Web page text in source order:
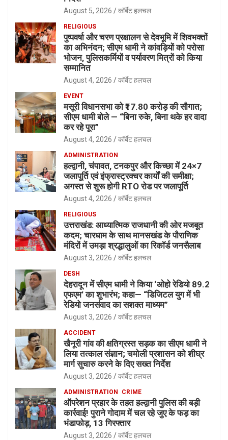
August 5, 2026 कॉर्बेट हलचल
RELIGIOUS
पुष्पवर्षा और चरण प्रक्षालन से देवभूमि में शिवभक्तों
का अभिनंदन; सीएम धामी ने कांवड़ियों को परोसा
भोजन, पुलिसकर्मियों व पर्यावरण मित्रों को किया
सम्मानित
August 4, 2026 कॉर्बेट हलचल
EVENT
मसूरी विधानसभा को ₹17.80 करोड़ की सौगात;
सीएम धामी बोले — “बिना रुके, बिना थके हर वादा
कर रहे पूरा”
August 4, 2026 कॉर्बेट हलचल
ADMINISTRATION
हल्द्वानी, चंपावत, टनकपुर और किच्छा में 24×7
जलापूर्ति एवं इंफ्रास्ट्रक्चर कार्यों की समीक्षा;
अगस्त से शुरू होगी RTO रोड पर जलापूर्ति
August 4, 2026 कॉर्बेट हलचल
RELIGIOUS
उत्तराखंड: आध्यात्मिक राजधानी की ओर मजबूत
कदम; चारधाम के साथ मानसखंड के पौराणिक
मंदिरों में उमड़ा श्रद्धालुओं का रिकॉर्ड जनसैलाब
August 3, 2026 कॉर्बेट हलचल
DESH
देहरादून में सीएम धामी ने किया ‘ओहो रेडियो 89.2
एफएम’ का शुभारंभ; कहा— “डिजिटल युग में भी
रेडियो जनसंवाद का सशक्त माध्यम”
August 3, 2026 कॉर्बेट हलचल
ACCIDENT
खैनूरी गांव की क्षतिग्रस्त सड़क का सीएम धामी ने
लिया तत्काल संज्ञान; चमोली प्रशासन को शीघ्र
मार्ग सुचारु करने के दिए सख्त निर्देश
August 3, 2026 कॉर्बेट हलचल
ADMINISTRATION CRIME
ऑपरेशन प्रहार के तहत हल्द्वानी पुलिस की बड़ी
कार्रवाई! पुराने गोदाम में चल रहे जुए के फड़ का
भंडाफोड़, 13 गिरफ्तार
August 3, 2026 कॉर्बेट हलचल